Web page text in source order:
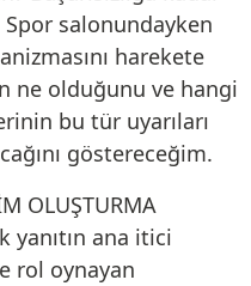
Spor salonundayken
harekete
ne olduğunu ve hangi
bu tür uyarıları
göstereceğim.
OLUŞTURMA
ana itici
rol oynayan